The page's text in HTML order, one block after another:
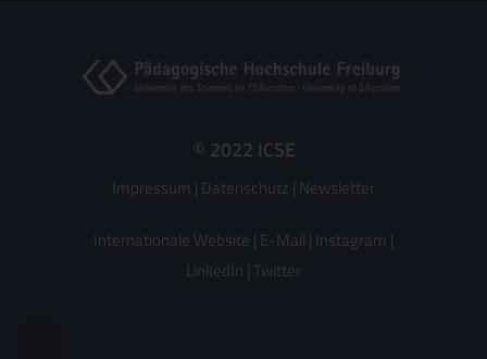
© 2022 ICSE
Impressum | Datenschutz | Newsletter
Internationale Website | E-Mail | Instagram |
LinkedIn | Twitter